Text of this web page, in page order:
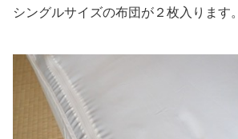
シングルサイズの布団が２枚入ります。